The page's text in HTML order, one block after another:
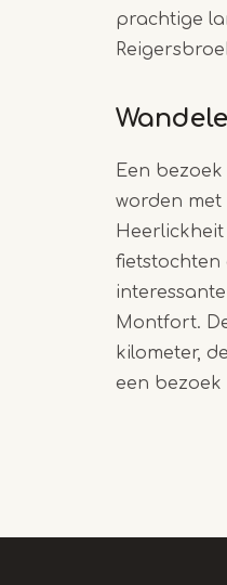
prachtige
Een
worden
fietstochten
Montfort.
kilometer,
een bezoek